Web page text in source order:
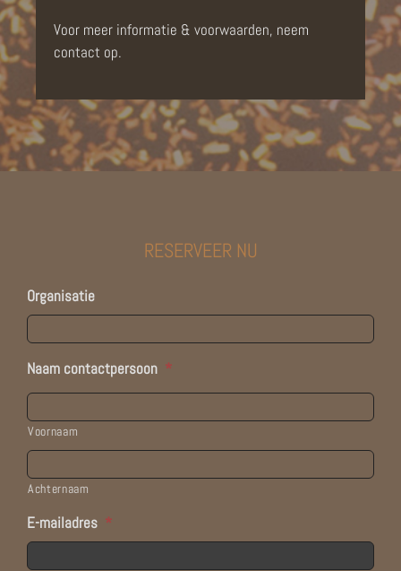
Voor meer informatie & voorwaarden, neem
contact op.
RESERVEER NU
Organisatie
Naam contactpersoon *
Voornaam
Achternaam
E-mailadres *